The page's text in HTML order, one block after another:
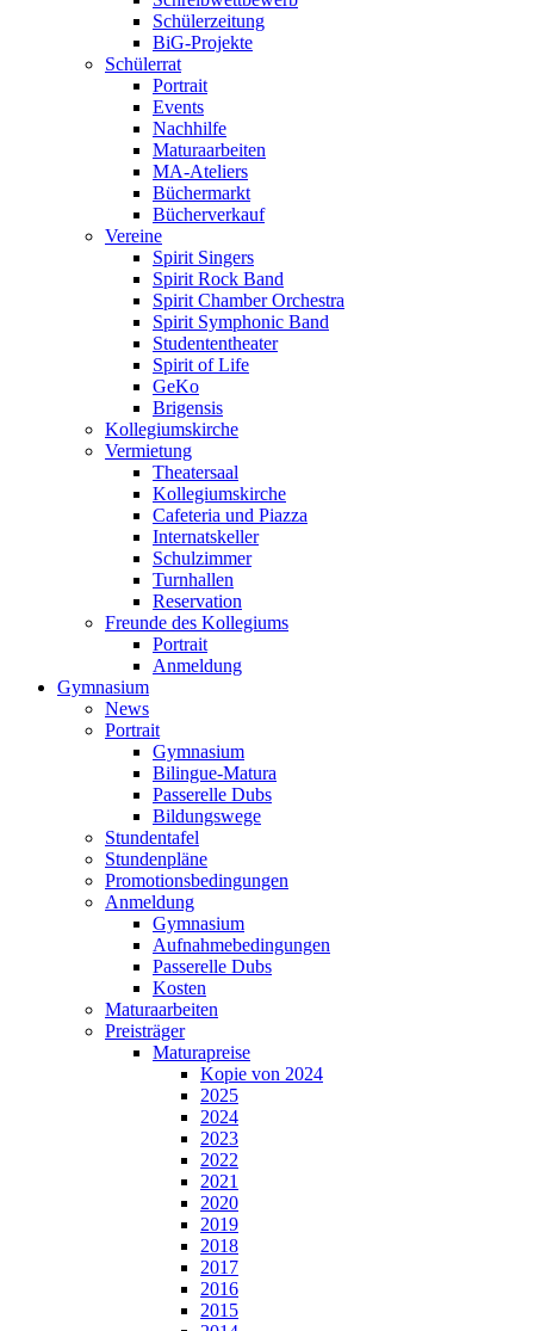
Schülerzeitung
BiG-Projekte
Schülerrat
Portrait
Events
Nachhilfe
Maturaarbeiten
MA-Ateliers
Büchermarkt
Bücherverkauf
Vereine
Spirit Singers
Spirit Rock Band
Spirit Chamber Orchestra
Spirit Symphonic Band
Studententheater
Spirit of Life
GeKo
Brigensis
Kollegiumskirche
Vermietung
Theatersaal
Kollegiumskirche
Cafeteria und Piazza
Internatskeller
Schulzimmer
Turnhallen
Reservation
Freunde des Kollegiums
Portrait
Anmeldung
Gymnasium
News
Portrait
Gymnasium
Bilingue-Matura
Passerelle Dubs
Bildungswege
Stundentafel
Stundenpläne
Promotionsbedingungen
Anmeldung
Gymnasium
Aufnahmebedingungen
Passerelle Dubs
Kosten
Maturaarbeiten
Preisträger
Maturapreise
Kopie von 2024
2025
2024
2023
2022
2021
2020
2019
2018
2017
2016
2015